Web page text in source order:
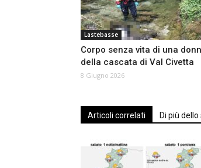
Lastebasse
Corpo senza vita di una
della cascata di Val Civetta
8 Giugno 2026
Articoli correlati Di più